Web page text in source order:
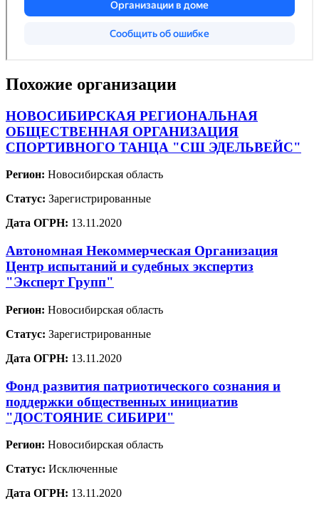
Похожие организации
НОВОСИБИРСКАЯ РЕГИОНАЛЬНАЯ
ОБЩЕСТВЕННАЯ ОРГАНИЗАЦИЯ
СПОРТИВНОГО ТАНЦА "СШ ЭДЕЛЬВЕЙС"
Регион: Новосибирская область
Статус: Зарегистрированные
Дата ОГРН: 13.11.2020
Автономная Некоммерческая Организация
Центр испытаний и судебных экспертиз
"Эксперт Групп"
Регион: Новосибирская область
Статус: Зарегистрированные
Дата ОГРН: 13.11.2020
Фонд развития патриотического сознания и
поддержки общественных инициатив
"ДОСТОЯНИЕ СИБИРИ"
Регион: Новосибирская область
Статус: Исключенные
Дата ОГРН: 13.11.2020